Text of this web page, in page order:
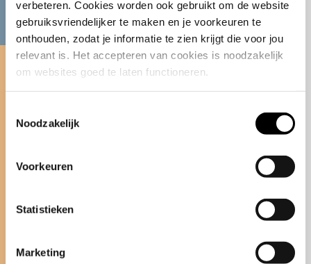
verbeteren. Cookies worden ook gebruikt om de website
gebruiksvriendelijker te maken en je voorkeuren te
onthouden, zodat je informatie te zien krijgt die voor jou
relevant is. Het accepteren van cookies is noodzakelijk
om websites goed te laten functioneren.
Noodzakelijk
Voorkeuren
Statistieken
Marketing
Bezoek onze Stijlkamer
Bekijk de Ode gietvloeren in onze
Stijlkamer in Hendrik-Ido-Ambacht.
Een inspirerende ruimte waar design
waar we ons brede assortiment aan
Stijlkamer bevindt zich in het Bolidt
afspraak te bezichtigen.